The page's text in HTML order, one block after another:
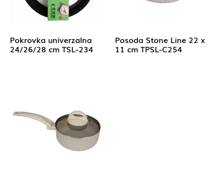
Pokrovka univerzalna
24/26/28 cm TSL-234
Posoda Stone Line 22 x
11 cm TPSL-C254